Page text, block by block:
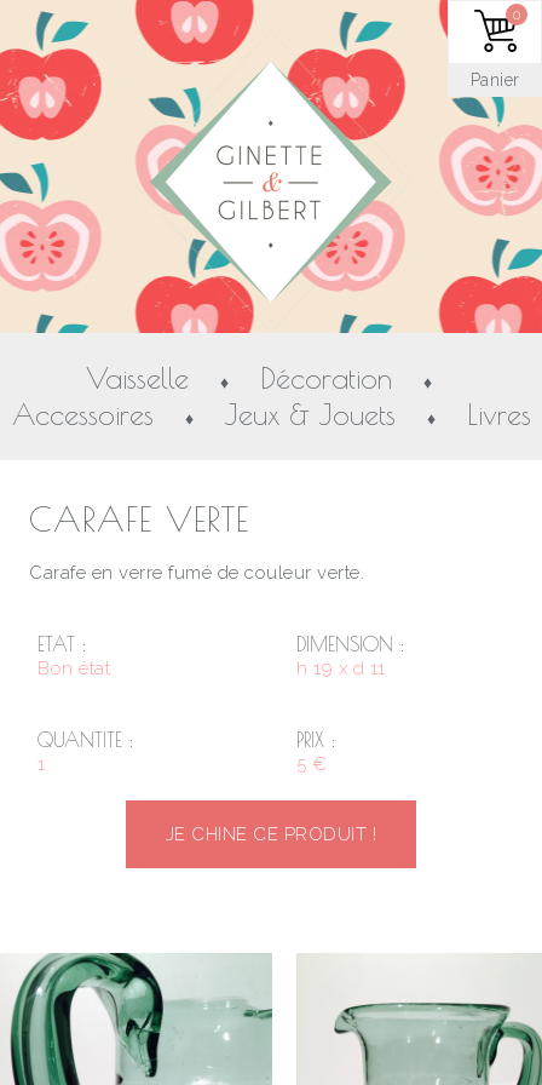
Vaisselle ♦ Décoration ♦
Accessoires ♦ Jeux & Jouets ♦ Livres
CARAFE VERTE
Carafe en verre fumé de couleur verte.
ETAT :
Bon état
DIMENSION :
h 19 x d 11
QUANTITE :
1
PRIX :
5 €
JE CHINE CE PRODUIT !
Panier
0